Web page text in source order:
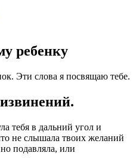
ребенку
Эти слова я посвящаю тебе.
тебя в дальний угол и
не слышала твоих желаний
подавляла, или